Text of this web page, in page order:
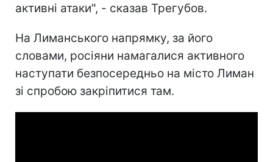
активні атаки", - сказав Трегубов.
На Лиманського напрямку, за його
словами, росіяни намагалися активного
наступати безпосередньо на місто Лиман
зі спробою закріпитися там.